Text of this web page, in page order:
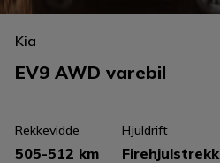
Kia
EV9 AWD varebil
Rekkevidde
505-512 km
Hjuldrift
Firehjulstrekk